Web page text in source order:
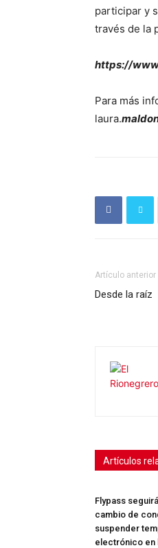
participar y
través de la
https://
Para más
laura.
Artículo anterior
Desde la raíz
Artículos
Flypass
cambio de
suspender
electrónico en